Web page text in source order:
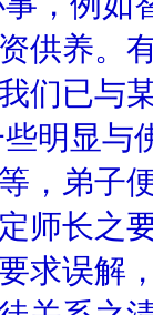
供养。
们已与
明显与
，弟子
师长之
求误解